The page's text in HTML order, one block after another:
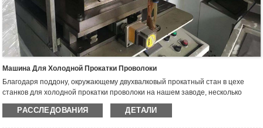
Машина Для Холодной Прокатки Проволоки
Благодаря поддону, окружающему двухвалковый прокатный стан в цехе
станков для холодной прокатки проволоки на нашем заводе, несколько
пазов можно прокатывать бок о бок с помощью двигателей переменного
тока. Когда сталь прокатывается, она скручивается и поворачивается.
РАССЛЕДОВАНИЯ ДЕТАЛИ